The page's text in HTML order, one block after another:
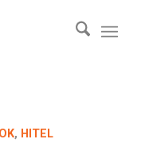
, HITEL